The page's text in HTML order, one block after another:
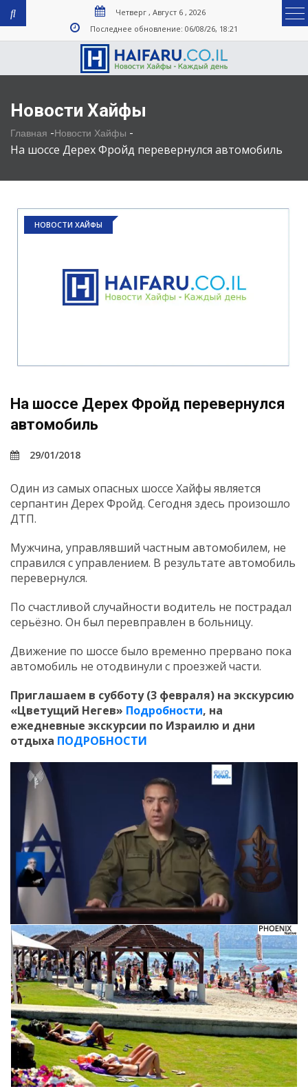
Четверг , Август 6 , 2026
Последнее обновление: 06/08/26, 18:21
Новости Хайфы
Главная -Новости Хайфы -
На шоссе Дерех Фройд перевернулся автомобиль
НОВОСТИ ХАЙФЫ
На шоссе Дерех Фройд перевернулся
автомобиль
29/01/2018
Один из самых опасных шоссе Хайфы является
серпантин Дерех Фройд. Сегодня здесь произошло
ДТП.
Мужчина, управлявший частным автомобилем, не
справился с управлением. В результате автомобиль
перевернулся.
По счастливой случайности водитель не пострадал
серьёзно. Он был перевправлен в больницу.
Движение по шоссе было временно прервано пока
автомобиль не отодвинули с проезжей части.
Приглашаем в субботу (3 февраля) на экскурсию
«Цветущий Негев» Подробности, на
ежедневные экскурсии по Израилю и дни
отдыха ПОДРОБНОСТИ